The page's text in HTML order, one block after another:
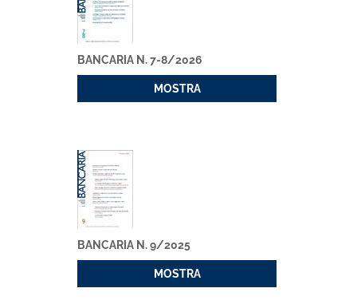
BANCARIA N. 7-8/2026
MOSTRA
BANCARIA N. 9/2025
MOSTRA